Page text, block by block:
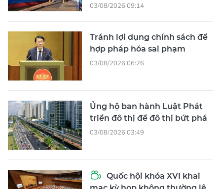
03/08/2026 09:14
Tránh lợi dụng chính sách để
hợp pháp hóa sai phạm
03/08/2026 06:26
Ủng hộ ban hành Luật Phát
triển đô thị để đô thị bứt phá
03/08/2026 03:49
Quốc hội khóa XVI khai